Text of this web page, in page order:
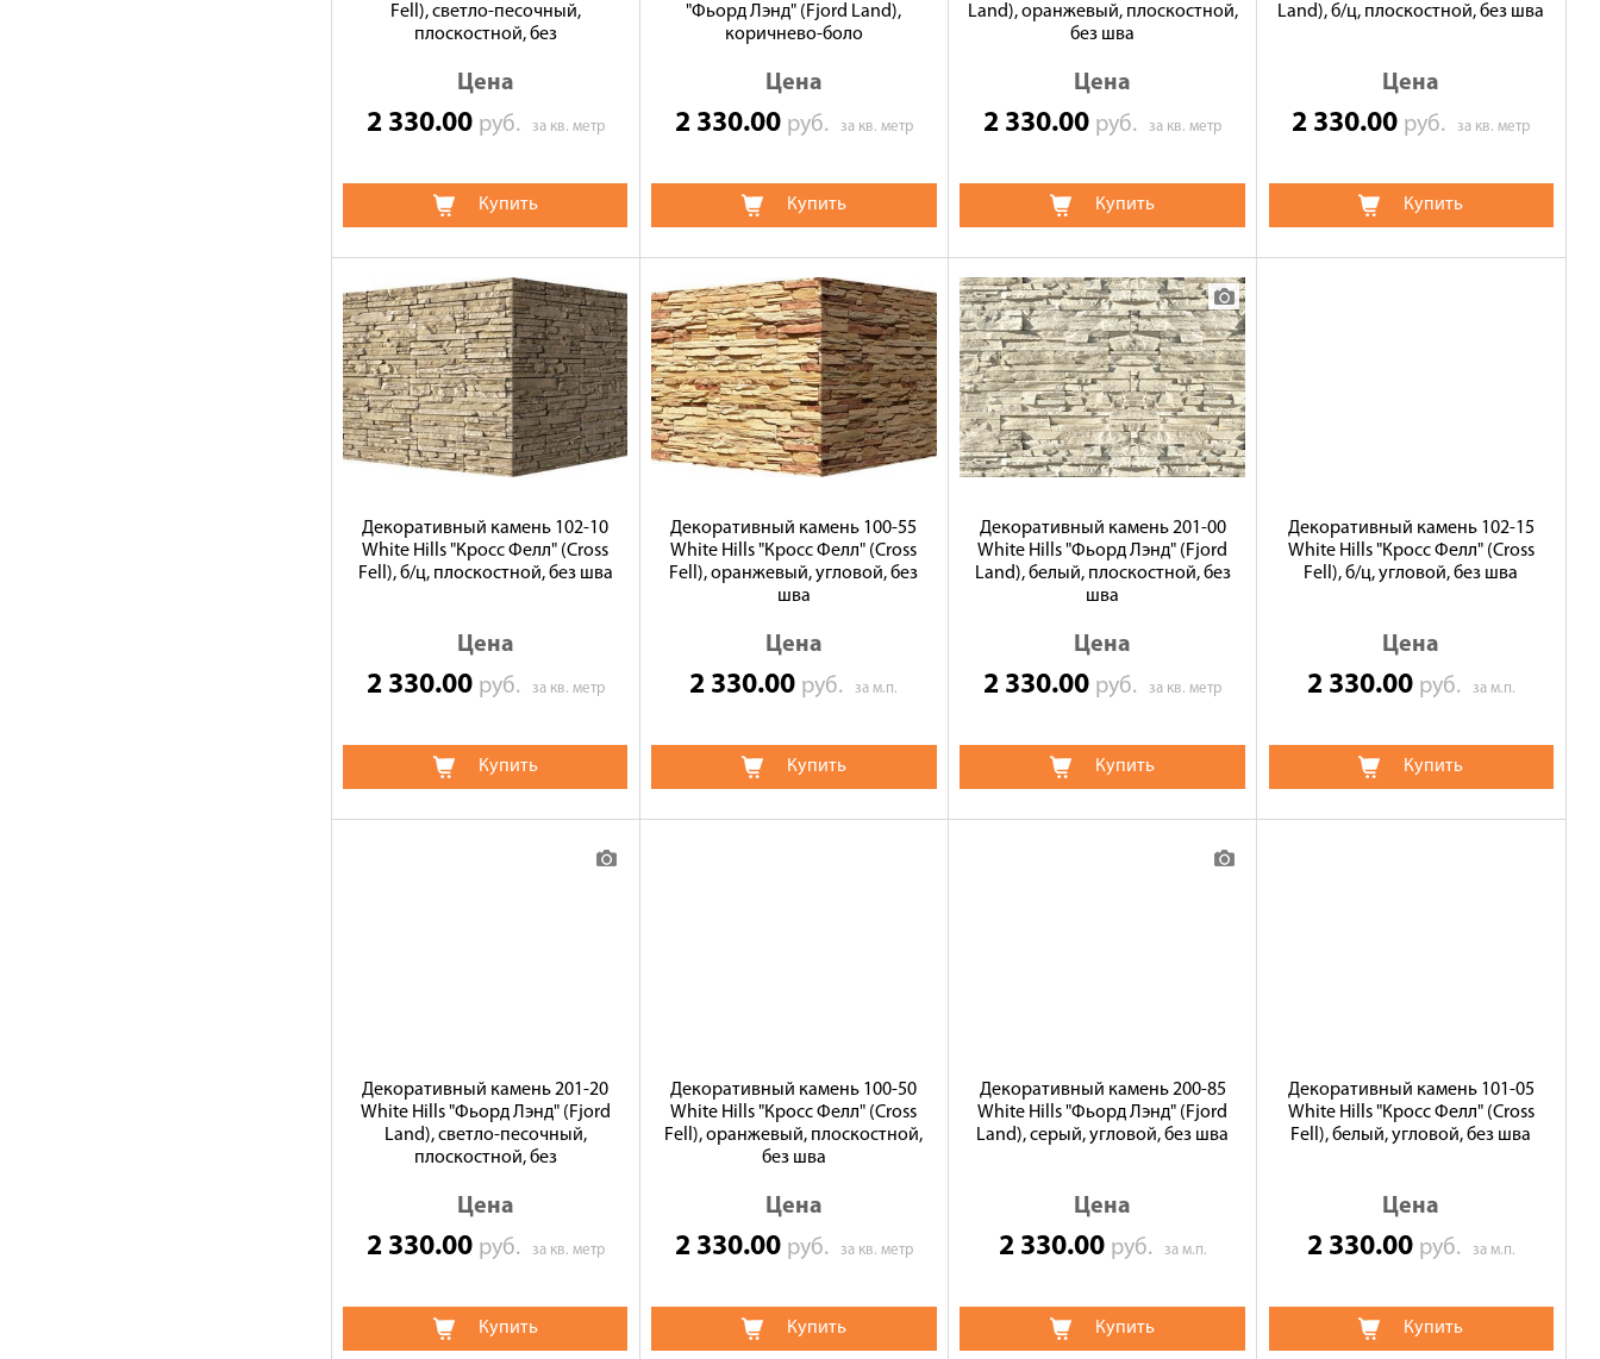
Fell), светло-песочный,
плоскостной, без
Цена
2 330.00 руб. за кв. метр
Купить
"Фьорд Лэнд" (Fjord Land),
коричнево-боло
Цена
2 330.00 руб. за кв. метр
Купить
Land), оранжевый, плоскостной,
без шва
Цена
2 330.00 руб.за кв. метр
Купить
Land), б/ц, плоскостной, без шва
Цена
2 330.00 руб.за кв. метр
Купить
Декоративный камень 102-10
White Hills "Кросс Фелл" (Cross
Fell), б/ц, плоскостной, без шва
Цена
2 330.00 руб. за кв. метр
Купить
Декоративный камень 100-55
White Hills "Кросс Фелл" (Cross
Fell), оранжевый, угловой, без
шва
Цена
2 330.00 руб.за м.п.
Купить
Декоративный камень 201-00
White Hills "Фьорд Лэнд" (Fjord
Land), белый, плоскостной, без
шва
Цена
2 330.00 руб.за кв. метр
Купить
Декоративный камень 102-15
White Hills "Кросс Фелл" (Cross
Fell), б/ц, угловой, без шва
Цена
2 330.00 руб. за м.п.
Купить
Декоративный камень 201-20
White Hills "Фьорд Лэнд" (Fjord
Land), светло-песочный,
плоскостной, без
Цена
2 330.00 руб. за кв. метр
Купить
Декоративный камень 100-50
White Hills "Кросс Фелл" (Cross
Fell), оранжевый, плоскостной,
без шва
Цена
2 330.00 руб. за кв. метр
Купить
Декоративный камень 200-85
White Hills "Фьорд Лэнд" (Fjord
Land), серый, угловой, без шва
Цена
2 330.00 руб. за м.п.
Купить
Декоративный камень 101-05
White Hills "Кросс Фелл" (Cross
Fell), белый, угловой, без шва
Цена
2 330.00 руб. за м.п.
Купить